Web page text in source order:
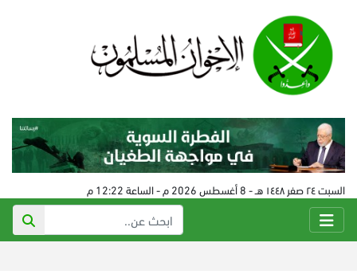
السبت ٢٤ صفر ١٤٤٨ هـ - 8 أغسطس 2026 م - الساعة 12:22 م